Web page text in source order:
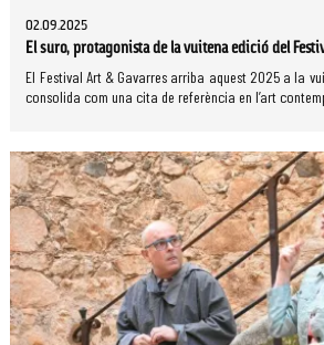
02.09.2025
El suro, protagonista de la vuitena edició del
El Festival Art & Gavarres arriba aquest 2025 a la
consolida com una cita de referència en l’art